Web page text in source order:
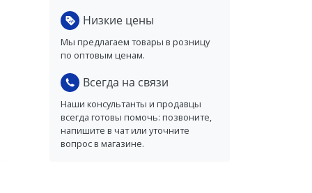
Низкие цены
Мы предлагаем товары в розницу
по оптовым ценам.
Всегда на связи
Наши консультанты и продавцы
всегда готовы помочь: позвоните,
напишите в чат или уточните
вопрос в магазине.